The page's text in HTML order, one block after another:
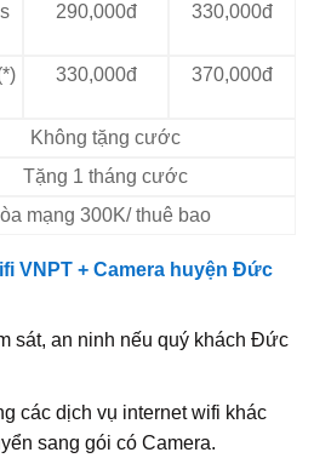
290,000đ 330,000đ
330,000đ 370,000đ
Không tặng cước
Tặng 1 tháng cước
mạng 300K/ thuê bao
VNPT + Camera huyện Đức
sát, an ninh nếu quý khách Đức
các dịch vụ internet wifi khác
sang gói có Camera.